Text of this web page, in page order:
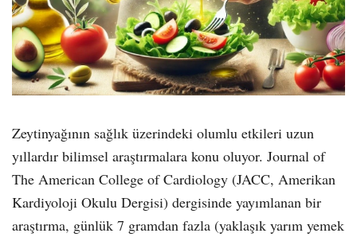
Zeytinyağının sağlık üzerindeki olumlu etkileri uzun
yıllardır bilimsel araştırmalara konu oluyor. Journal of
The American College of Cardiology (JACC, Amerikan
Kardiyoloji Okulu Dergisi) dergisinde yayımlanan bir
araştırma, günlük 7 gramdan fazla (yaklaşık yarım yemek